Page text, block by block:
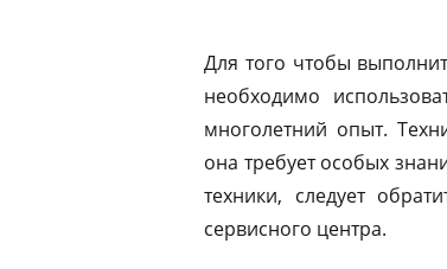
Для того чтобы
необходимо
многолетний опыт.
она требует особых
техники, следует
сервисного центра.